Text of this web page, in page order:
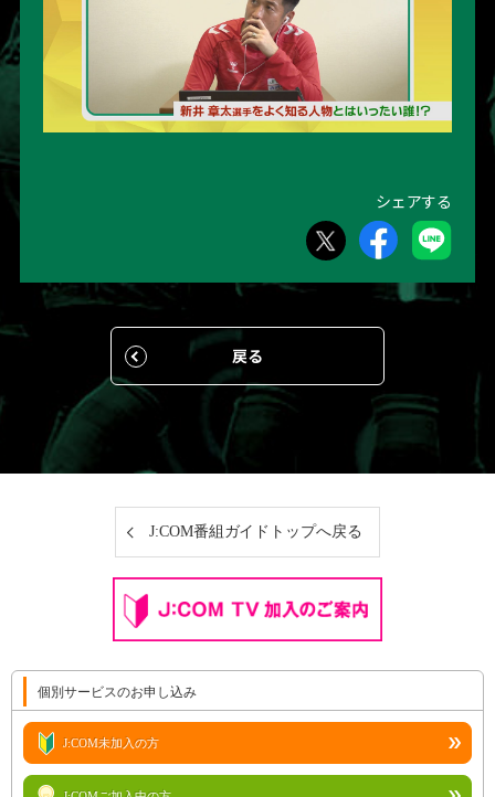
シェアする
戻る
J:COM番組ガイドトップへ戻る
個別サービスのお申し込み
J:COM未加入の方